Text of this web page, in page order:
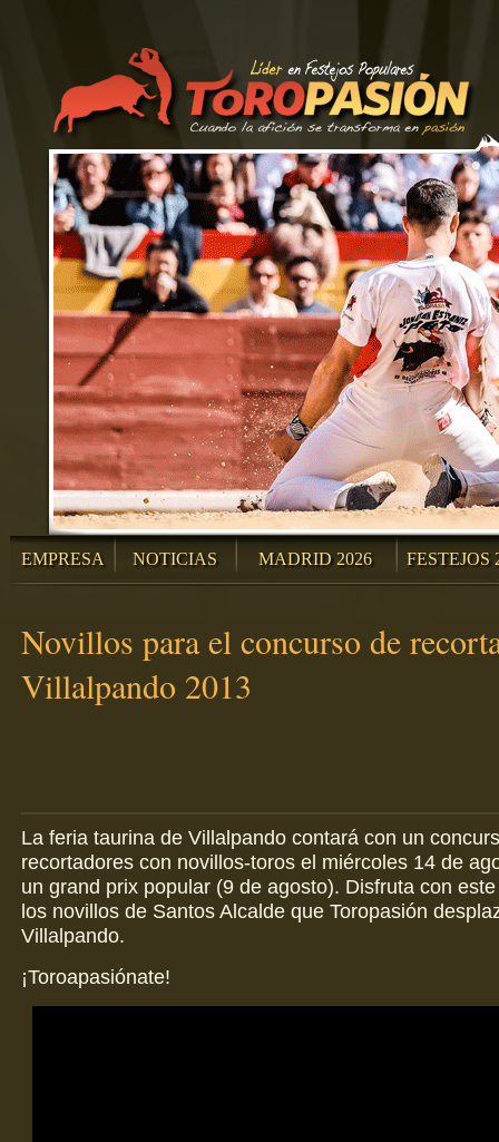
EMPRESA NOTICIAS MADRID 2026 FESTEJOS
Novillos para el concurso de
Villalpando 2013
La feria taurina de Villalpando contará con un
recortadores con novillos-toros el miércoles 14 de
un grand prix popular (9 de agosto). Disfruta con
los novillos de Santos Alcalde que Toropasión
Villalpando.
¡Toroapasiónate!